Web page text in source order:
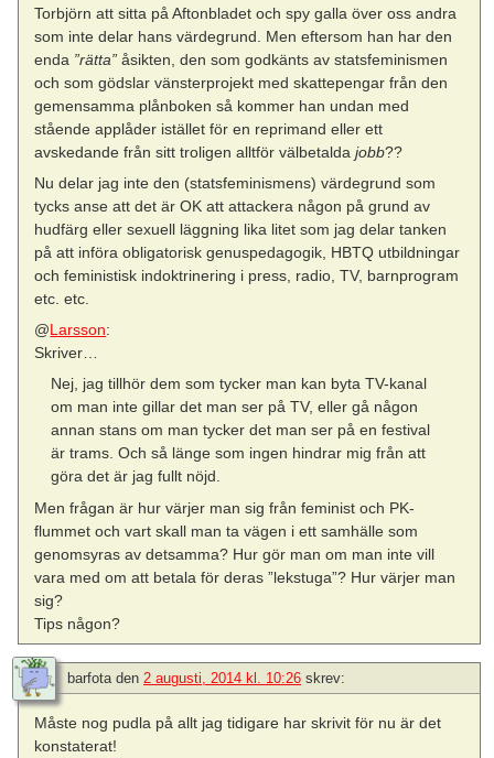
Torbjörn att sitta på Aftonbladet och spy galla över oss andra
som inte delar hans värdegrund. Men eftersom han har den
enda ”rätta” åsikten, den som godkänts av statsfeminismen
och som gödslar vänsterprojekt med skattepengar från den
gemensamma plånboken så kommer han undan med
stående applåder istället för en reprimand eller ett
avskedande från sitt troligen alltför välbetaldajobb??
Nu delar jag inte den (statsfeminismens) värdegrund som
tycks anse att det är OK att attackera någon på grund av
hudfärg eller sexuell läggning lika litet som jag delar tanken
på att införa obligatorisk genuspedagogik, HBTQ utbildningar
och feministisk indoktrinering i press, radio, TV, barnprogram
etc. etc.
@Larsson:
Skriver…
Nej, jag tillhör dem som tycker man kan byta TV-kanal
om man inte gillar det man ser på TV, eller gå någon
annan stans om man tycker det man ser på en festival
är trams. Och så länge som ingen hindrar mig från att
göra det är jag fullt nöjd.
Men frågan är hur värjer man sig från feminist och PK-
flummet och vart skall man ta vägen i ett samhälle som
genomsyras av detsamma? Hur gör man om man inte vill
vara med om att betala för deras ”lekstuga”? Hur värjer man
sig?
Tips någon?
barfota den 2 augusti, 2014 kl. 10:26 skrev:
Måste nog pudla på allt jag tidigare har skrivit för nu är det
konstaterat!